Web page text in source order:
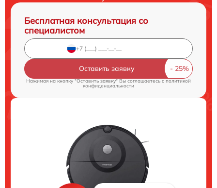
Бесплатная консультация со
специалистом
Оставить заявку
Нажимая на кнопку "Оставить заявку" Вы соглашаетесь cполитикой
конфиденциальности